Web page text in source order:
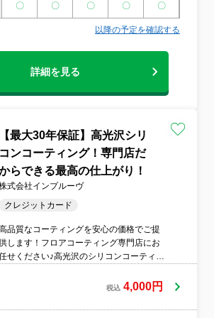
〇
〇
〇
〇
〇
以降の予定を確認する
詳細を見る
【最大30年保証】高光沢シリ
コンコーティング！専門店だ
らできる最高の仕上がり！
式会社インプルーヴ
クレジットカード
品質なコーティングを安心の価格でご提
します！フロアコーティング専門店にお
せください♪高光沢のシリコンコーティン
税込 4,000円